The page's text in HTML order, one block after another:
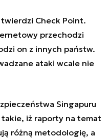
Check Point.
przechodzi
on z innych państw.
ataki wcale nie
Singapuru
takie, iż raporty na temat
różną metodologię, a